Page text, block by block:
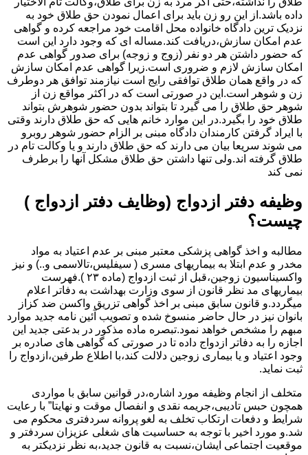
داده باشد.از این رو زن باید برای اعمال نمودن حق طلاق خود به
نزدیک ترین دادگاه خانواده محل اقامت خود مراجعه کرده و گواهی
عدم امکان سازش،دریافت کند.مساله ای که وجود دارد این است
که حضور داشتن هر دو نفر (زوج و زوجه) برای صدور گواهی عدم
امکان سازش لازم و ضروری است.زیرا گواهی عدم امکان سازش
که در واقع همان طلاق توافقی رایج است نیازمند توافق هر دوطرف
زن و شوهر است.این در صورتی است که در اکثر مواقع زن از
شوهر حق طلاق را می گیرد تا بتواند بدون حضور شوهرش بتواند
طلاق خود را بگیرد.در این موارد خانم هایی که حق طلاق دارند وقتی
با ایراد گرفتن کارمندان دادگاه مبنی بر الزام حضور شوهر روبرو
می شوند سریعا بیان می دارند که حق طلاق دارند و یا وکالت تام در
طلاق گرفته اند.ولی تنها داشتن حق طلاق مشکل آنها را برطرف
نمی کند
وظیفه دفتر ازدواج (وظایف دفتر ازدواج )
چیست؟
مطالبه و اخذ گواهی پزشکی معتبر مبنی بر عدم اعتیاد به مواد
مخدر و عدم ابتلا به بیماریهای مسری ( سیفلیس،تالاسمی و..) و نیز
واکسیناسیون زوجین،قبل از ثبت ازدواج (ماده ۲۳ ).فهرست
بیماریهای مد نظر قانون از سوی وزارت بهداشت به دفاتر اعلام
میگردد.و قانون سابق مبنی بر اخذ گواهی تزریق واکسن ضد کزاز
بانوان نیز در حال حاضر منسوخ شده و تصویب آئین نامه جدید موارد
مبهم را مشخص خواهد نمود.تبصره ماده مذکور در بدعتی جدید این
اجازه را به دفاتر ازدواج داده تا در صورتی که گواهی های صادره بر
وجود اعتیاد و یا بیماری زوجین دلالت کند،با اطلاع طرفین،ازدواج را
ثبت نماید.
متخلف از انجام وظیفه مورد اشاره،در قوانین سابق با مواردی
همچون حبس تادیبی،جریمه نقدی و انفصال موقت و نهایتا” با رعایت
شرایط و دفعات ارتکاب تخلف به لغو پروانه سردفتری محکوم می
شد.و مورد اخیر با توجه به حساسیت های شغلی عزیزان سردفتر و
موقعیت اجتماعی ایشان،نسبت به قانون جدید،به نظر نزدیکتر به